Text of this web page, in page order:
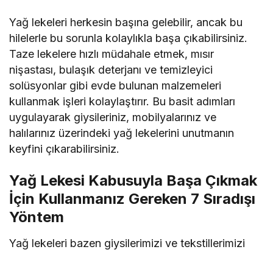
Yağ lekeleri herkesin başına gelebilir, ancak bu
hilelerle bu sorunla kolaylıkla başa çıkabilirsiniz.
Taze lekelere hızlı müdahale etmek, mısır
nişastası, bulaşık deterjanı ve temizleyici
solüsyonlar gibi evde bulunan malzemeleri
kullanmak işleri kolaylaştırır. Bu basit adımları
uygulayarak giysileriniz, mobilyalarınız ve
halılarınız üzerindeki yağ lekelerini unutmanın
keyfini çıkarabilirsiniz.
Yağ Lekesi Kabusuyla Başa Çıkmak
İçin Kullanmanız Gereken 7 Sıradışı
Yöntem
Yağ lekeleri bazen giysilerimizi ve tekstillerimizi